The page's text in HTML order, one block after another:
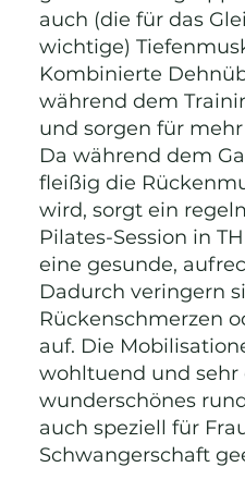
auch (die für das
wichtige)
Kombinierte
während dem
und sorgen für
Da während dem
fleißig die
wird, sorgt ein
Pilates-Session in
eine gesunde,
Dadurch veringern
Rückenschmerzen
auf. Die
wohltuend und sehr
wunderschönes
auch speziell für
Schwangerschaft